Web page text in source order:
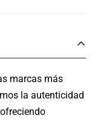
sobre sus
para que
en tiempo real.
marcas más
la autenticidad